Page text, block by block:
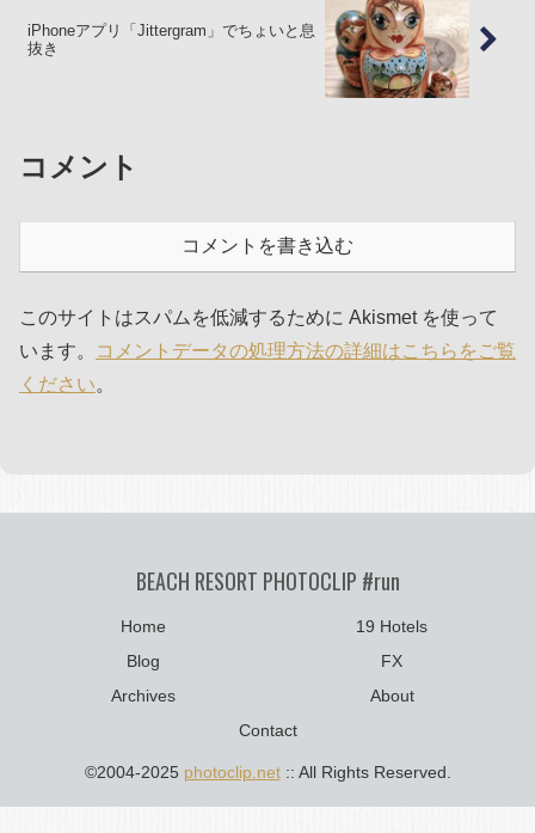
iPhoneアプリ「Jittergram」でちょいと息
抜き
コメント
コメントを書き込む
このサイトはスパムを低減するために Akismet を使って
います。
コメントデータの処理方法の詳細はこちらをご覧
ください。
BEACH RESORT PHOTOCLIP #run
Home
19 Hotels
Blog
FX
Archives
About
Contact
©2004-2025 photoclip.net:: All Rights Reserved.